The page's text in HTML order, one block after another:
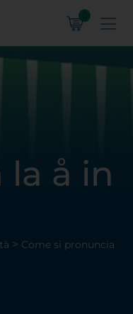
å in
> Come si pronuncia